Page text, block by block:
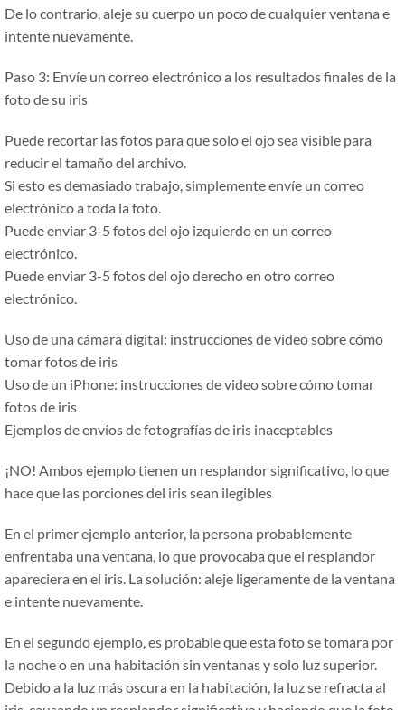
De lo contrario, aleje su cuerpo un poco de cualquier ventana e
intente nuevamente.
Paso 3: Envíe un correo electrónico a los resultados finales de la
foto de su iris
Puede recortar las fotos para que solo el ojo sea visible para
reducir el tamaño del archivo.
Si esto es demasiado trabajo, simplemente envíe un correo
electrónico a toda la foto.
Puede enviar 3-5 fotos del ojo izquierdo en un correo
electrónico.
Puede enviar 3-5 fotos del ojo derecho en otro correo
electrónico.
Uso de una cámara digital: instrucciones de video sobre cómo
tomar fotos de iris
Uso de un iPhone: instrucciones de video sobre cómo tomar
fotos de iris
Ejemplos de envíos de fotografías de iris inaceptables
¡NO! Ambos ejemplo tienen un resplandor significativo, lo que
hace que las porciones del iris sean ilegibles
En el primer ejemplo anterior, la persona probablemente
enfrentaba una ventana, lo que provocaba que el resplandor
apareciera en el iris. La solución: aleje ligeramente de la ventana
e intente nuevamente.
En el segundo ejemplo, es probable que esta foto se tomara por
la noche o en una habitación sin ventanas y solo luz superior.
Debido a la luz más oscura en la habitación, la luz se refracta al